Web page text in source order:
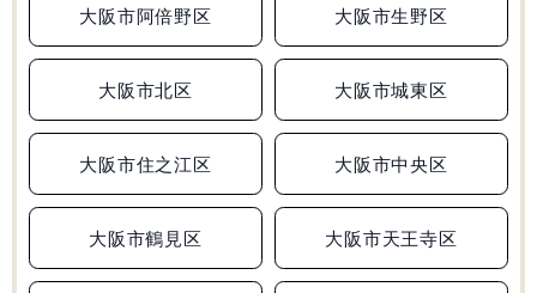
合格実績
受験情報
初めての塾選び
よくあるご質問
大阪市阿倍野区 大阪市生野区
大阪市北区 大阪市城東区
大阪市住之江区 大阪市中央区
大阪市鶴見区 大阪市天王寺区